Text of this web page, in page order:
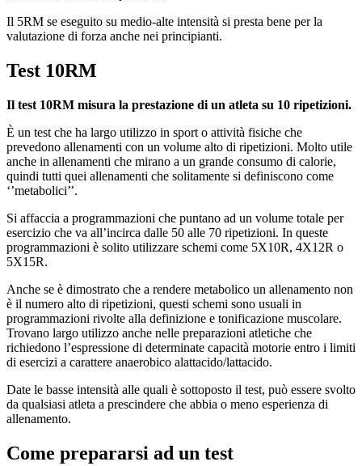
Il 5RM se eseguito su medio-alte intensità si presta bene per la
valutazione di forza anche nei principianti.
Test 10RM
Il test 10RM misura la prestazione di un atleta su 10 ripetizioni.
È un test che ha largo utilizzo in sport o attività fisiche che
prevedono allenamenti con un volume alto di ripetizioni. Molto utile
anche in allenamenti che mirano a un grande consumo di calorie,
quindi tutti quei allenamenti che solitamente si definiscono come
‘’metabolici’’.
Si affaccia a programmazioni che puntano ad un volume totale per
esercizio che va all’incirca dalle 50 alle 70 ripetizioni. In queste
programmazioni è solito utilizzare schemi come 5X10R, 4X12R o
5X15R.
Anche se è dimostrato che a rendere metabolico un allenamento non
è il numero alto di ripetizioni, questi schemi sono usuali in
programmazioni rivolte alla definizione e tonificazione muscolare.
Trovano largo utilizzo anche nelle preparazioni atletiche che
richiedono l’espressione di determinate capacità motorie entro i limiti
di esercizi a carattere anaerobico alattacido/lattacido.
Date le basse intensità alle quali è sottoposto il test, può essere svolto
da qualsiasi atleta a prescindere che abbia o meno esperienza di
allenamento.
Come prepararsi ad un test